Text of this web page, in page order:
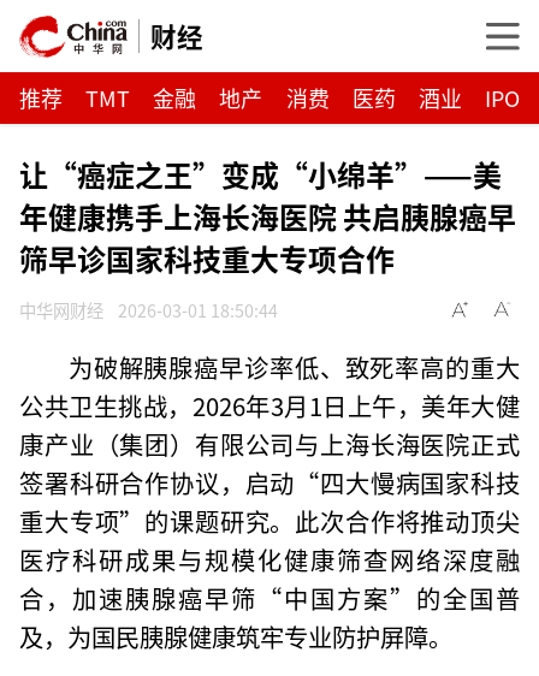
财经
推荐 TMT 金融 地产 消费 医药 酒业 IPO
让“癌症之王”变成“小绵羊”——美
年健康携手上海长海医院 共启胰腺癌早
筛早诊国家科技重大专项合作
中华网财经 2026-03-01 18:50:44
为破解胰腺癌早诊率低、致死率高的重大
公共卫生挑战，2026年3月1日上午，美年大健
康产业（集团）有限公司与上海长海医院正式
签署科研合作协议，启动“四大慢病国家科技
重大专项”的课题研究。此次合作将推动顶尖
医疗科研成果与规模化健康筛查网络深度融
合，加速胰腺癌早筛“中国方案”的全国普
及，为国民胰腺健康筑牢专业防护屏障。